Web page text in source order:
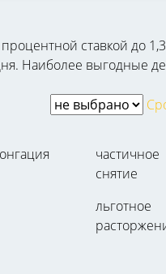
ставкой до
Наиболее выгодные
частичное
снятие
льготное